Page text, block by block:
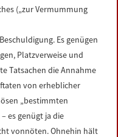
(„zur Vermummung
Es genügen
Platzverweise und
Tatsachen die Annahme
von erheblicher
„bestimmten
es genügt ja die
vonnöten. Ohnehin hält